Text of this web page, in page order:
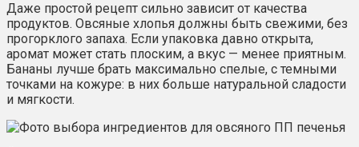
Даже простой рецепт сильно зависит от качества
продуктов. Овсяные хлопья должны быть свежими, без
прогорклого запаха. Если упаковка давно открыта,
аромат может стать плоским, а вкус — менее приятным.
Бананы лучше брать максимально спелые, с темными
точками на кожуре: в них больше натуральной сладости
и мягкости.